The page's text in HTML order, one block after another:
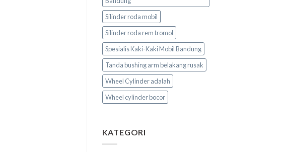
Silinder roda mobil
Silinder roda rem tromol
Spesialis Kaki-Kaki Mobil Bandung
Tanda bushing arm belakang rusak
Wheel Cylinder adalah
Wheel cylinder bocor
KATEGORI